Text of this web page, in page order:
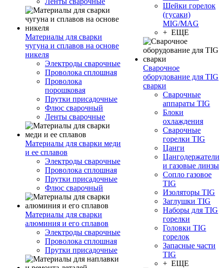
Материалы для сварки
чугуна и сплавов на основе
никеля
Электроды сварочные
Проволока сплошная
Проволока
порошковая
Прутки присадочные
Флюс сварочный
Ленты сварочные
Материалы для сварки меди
и ее сплавов
Электроды сварочные
Проволока сплошная
Прутки присадочные
Флюс сварочный
Материалы для сварки
алюминия и его сплавов
Электроды сварочные
Проволока сплошная
Прутки присадочные
Шейки горелок
(гусаки)
MIG/MAG
+ ЕЩЕ
Сварочное
оборудование для TIG
сварки
Сварочные
аппараты TIG
Блоки
охлаждения
Сварочные
горелки TIG
Цанги
Цангодержатели
и газовые линзы
Сопло газовое
TIG
Изоляторы TIG
Заглушки TIG
Наборы для TIG
горелки
Головки TIG
горелок
Запасные части
TIG
+ ЕЩЕ